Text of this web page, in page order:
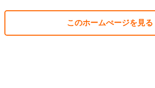
このホームぺージを見る